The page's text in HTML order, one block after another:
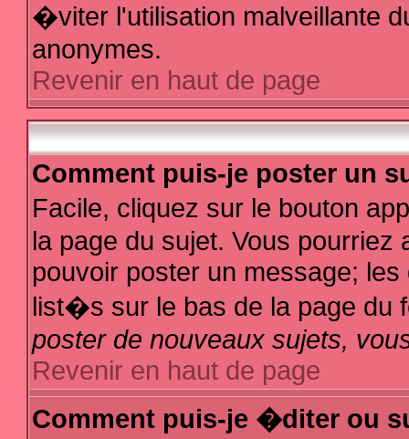
�viter l'utilisation malveillante
anonymes.
Revenir en haut de page
Comment puis-je poster un
Facile, cliquez sur le bouton
la page du sujet. Vous
pouvoir poster un message;
list�s sur le bas de la page du
poster de nouveaux sujets,
Revenir en haut de page
Comment puis-je �diter ou